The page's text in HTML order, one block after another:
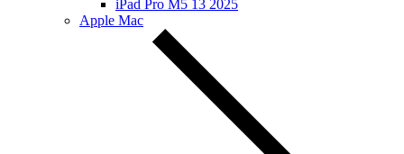
iPad Pro M5 13 2025
Apple Mac